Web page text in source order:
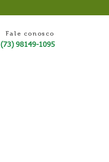
Fale conosco
(73) 98149-1095